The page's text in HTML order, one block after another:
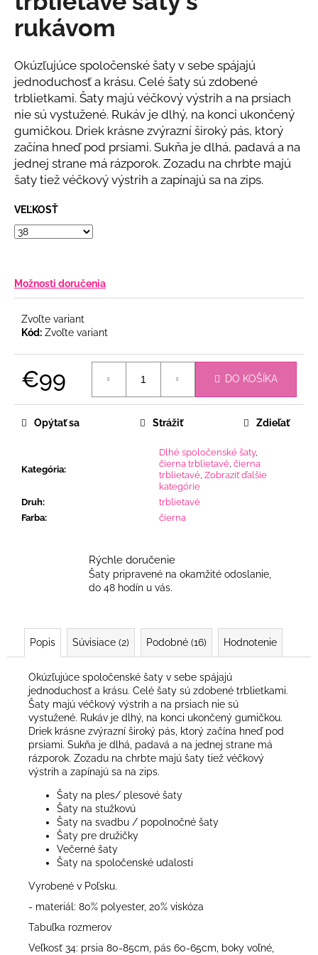
z
hviezdičiek.
rukávom
Okúzľujúce spoločenské šaty v sebe spájajú
jednoduchosť a krásu. Celé šaty sú zdobené
trblietkami. Šaty majú véčkový výstrih a na prsiach
nie sú vystužené. Rukáv je dlhý, na konci ukončený
gumičkou. Driek krásne zvýrazní široký pás, ktorý
začína hneď pod prsiami. Sukňa je dlhá, padavá a na
jednej strane má rázporok. Zozadu na chrbte majú
šaty tiež véčkový výstrih a zapínajú sa na zips.
VEĽKOSŤ
Možnosti doručenia
Zvoľte variant
Kód: Zvoľte variant
€99 DO KOŠÍKA
Kategória:
Dlhé spoločenské šaty,
čierna trblietavé čierna
trblietavé Zobraziť ďalšie
kategórie
Druh:
trblietavé
Farba: čierna
Opýtať sa Strážiť Zdieľať
Rýchle doručenie
Šaty pripravené na okamžité odoslanie,
do 48 hodín u vás.
Popis Súvisiace (2) Podobné (16) Hodnotenie
Okúzľujúce spoločenské šaty v sebe spájajú
jednoduchosť a krásu. Celé šaty sú zdobené trblietkami.
Šaty majú véčkový výstrih a na prsiach nie sú
vystužené. Rukáv je dlhý, na konci ukončený gumičkou.
Driek krásne zvýrazní široký pás, ktorý začína hneď pod
prsiami. Sukňa je dlhá, padavá a na jednej strane má
rázporok. Zozadu na chrbte majú šaty tiež véčkový
výstrih a zapínajú sa na zips.
Šaty na ples/ plesové šaty
Šaty na stužkovú
Šaty na svadbu / popolnočné šaty
Šaty pre družičky
Večerné šaty
Šaty na spoločenské udalosti
Vyrobené v Poľsku.
- materiál: 80% polyester, 20% viskóza
Tabuľka rozmerov
Veľkosť 34: prsia 80-85cm, pás 60-65cm, boky voľné,
m
RUŽOVÝ
KOMPLET
S
KVETINOU
€108